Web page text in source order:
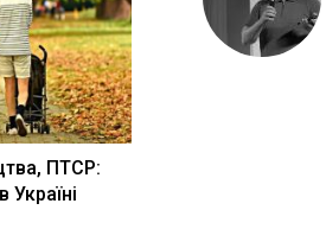
ПТСР:
Україні